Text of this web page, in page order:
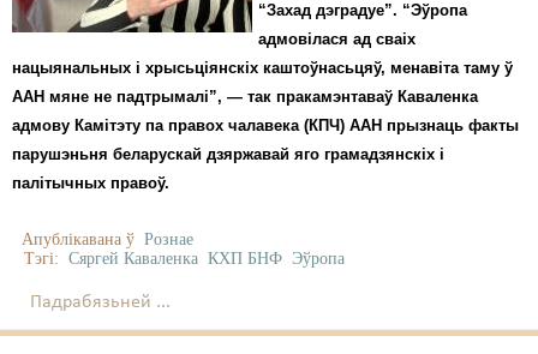
“Захад дэградуе”. “Эўропа
адмовілася ад сваіх
нацыянальных і хрысьціянскіх каштоўнасьцяў, менавіта таму ў
ААН мяне не падтрымалі”, — так пракамэнтаваў Каваленка
адмову Камітэту па правох чалавека (КПЧ) ААН прызнаць факты
парушэньня беларускай дзяржавай яго грамадзянскіх і
палітычных правоў.
Апублікавана ў Рознае
Тэгі: Сяргей Каваленка КХП БНФ Эўропа
Падрабязьней ...